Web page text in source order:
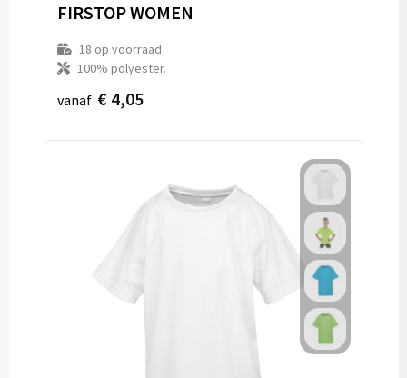
FIRSTOP WOMEN
18 op voorraad
100% polyester.
vanaf € 4,05